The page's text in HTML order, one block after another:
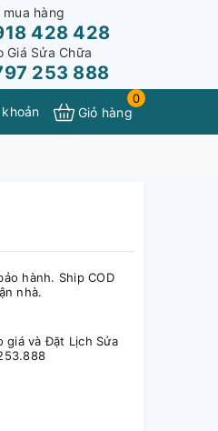
mua hàng
428 428
Giá Sửa Chữa
253 888
0
Giỏ hàng
hành. Ship COD
nhà.
giá và Đặt Lịch Sửa